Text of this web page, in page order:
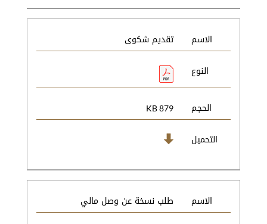
الاسم
تقديم شكوى
النوع
الحجم 879 KB
التحميل
الاسم
طلب نسخة عن وصل مالي